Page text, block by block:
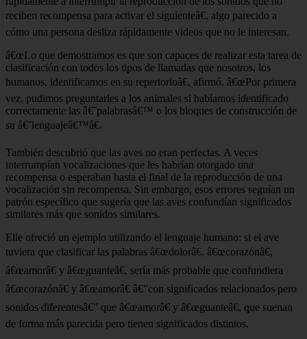
reciben recompensa para activar el siguienteâ€, algo parecido a
cómo una persona desliza rápidamente videos que no le interesan.
â€œLo que demostramos es que son capaces de realizar esta tarea de
clasificación con todos los tipos de llamadas que nosotros, los
humanos, identificamos en su repertorioâ€, afirmó. â€œPor primera
vez, pudimos preguntarles a los animales si habíamos identificado
correctamente las â€˜palabrasâ€™ o los bloques de construcción de
su â€˜lenguajeâ€™â€.
También descubrió que las aves no eran perfectas. A veces
interrumpían vocalizaciones que les habrían otorgado una
recompensa o esperaban hasta el final de la reproducción de una
vocalización sin recompensa. Sin embargo, esos errores seguían un
patrón específico que sugería que las aves confundían significados
similares más que sonidos similares.
Elie ofreció un ejemplo utilizando el lenguaje humano: si el ave
tuviera que clasificar las palabras â€œdolorâ€, â€œcorazónâ€,
â€œamorâ€ y â€œguanteâ€, sería más probable que confundiera
â€œcorazónâ€ y â€œamorâ€ â€”con significados relacionados pero
sonidos diferentesâ€” que â€œamorâ€ y â€œguanteâ€, que suenan
de forma más parecida pero tienen significados distintos.